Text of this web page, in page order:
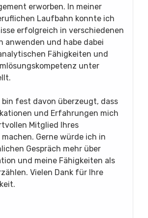
erworben. In meiner
Laufbahn konnte ich
erfolgreich in verschiedenen
anwenden und habe dabei
Fähigkeiten und
unter
bin fest davon überzeugt, dass
und Erfahrungen mich
Mitglied Ihres
Gerne würde ich in
Gespräch mehr über
und meine Fähigkeiten als
Vielen Dank für Ihre